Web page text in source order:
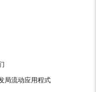
局流动应用程式